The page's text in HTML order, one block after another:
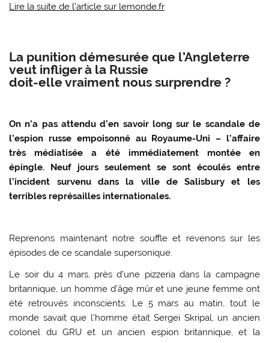
Lire la suite de l’article sur lemonde.fr
La punition démesurée que l’Angleterre
veut infliger à la Russie
doit-elle vraiment nous surprendre ?
On n’a pas attendu d’en savoir long sur le scandale de
l’espion russe empoisonné au Royaume-Uni – l’affaire
très médiatisée a été immédiatement montée en
épingle. Neuf jours seulement se sont écoulés entre
l’incident survenu dans la ville de Salisbury et les
terribles représailles internationales.
Reprenons maintenant notre souffle et revenons sur les
épisodes de ce scandale supersonique.
Le soir du 4 mars, près d’une pizzeria dans la campagne
britannique, un homme d’âge mûr et une jeune femme ont
été retrouvés inconscients. Le 5 mars au matin, tout le
monde savait que l’homme était Sergei Skripal, un ancien
colonel du GRU et un ancien espion britannique, et la